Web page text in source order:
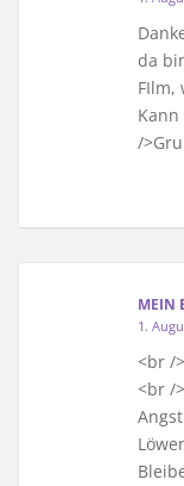
da
FIlm,
/
MEIN
1.
<br /
<br /